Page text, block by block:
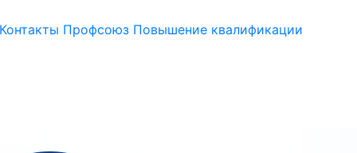
Контакты Профсоюз Повышение квалификации